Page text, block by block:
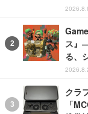
ス』
る、
クラ
「